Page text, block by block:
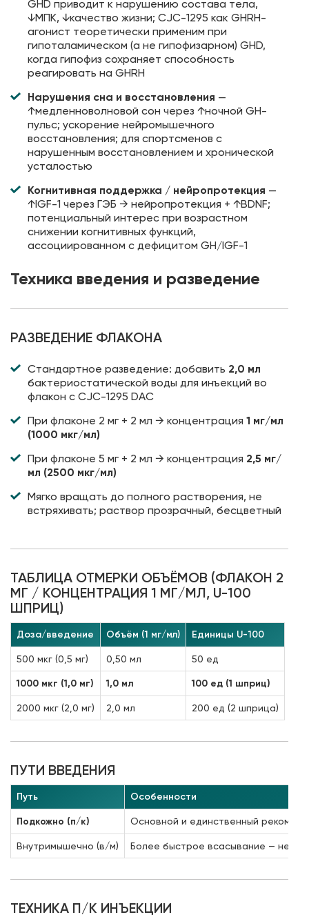
GHD приводит к нарушению состава тела,
↓МПК, ↓качество жизни; CJC-1295 как GHRH-
агонист теоретически применим при
гипоталамическом (а не гипофизарном) GHD,
когда гипофиз сохраняет способность
реагировать на GHRH
Нарушения сна и восстановления —
↑медленноволновой сон через ↑ночной GH-
пульс; ускорение нейромышечного
восстановления; для спортсменов с
нарушенным восстановлением и хронической
усталостью
Когнитивная поддержка / нейропротекция —
↑IGF-1 через ГЭБ → нейропротекция + ↑BDNF;
потенциальный интерес при возрастном
снижении когнитивных функций,
ассоциированном с дефицитом GH/IGF-1
Техника введения и разведение
РАЗВЕДЕНИЕ ФЛАКОНА
Стандартное разведение: добавить 2,0 мл
бактериостатической воды для инъекций во
флакон с CJC-1295 DAC
При флаконе 2 мг + 2 мл → концентрация 1 мг/мл
(1000 мкг/мл)
При флаконе 5 мг + 2 мл → концентрация 2,5 мг/
мл (2500 мкг/мл)
Мягко вращать до полного растворения, не
встряхивать; раствор прозрачный, бесцветный
ТАБЛИЦА ОТМЕРКИ ОБЪЁМОВ (ФЛАКОН 2
МГ / КОНЦЕНТРАЦИЯ 1 МГ/МЛ, U-100
ШПРИЦ)
Доза/введение Объём (1 мг/мл) Единицы U-100
500 мкг (0,5 мг) 0,50 мл 50 ед
1000 мкг (1,0 мг) 1,0 мл 100 ед (1 шприц)
2000 мкг (2,0 мг) 2,0 мл 200 ед (2 шприца)
ПУТИ ВВЕДЕНИЯ
Путь Особенности
Подкожно (п/к) Основной и единственный
Внутримышечно (в/м) Более быстрое всасывание —
ТЕХНИКА П/К ИНЪЕКЦИИ